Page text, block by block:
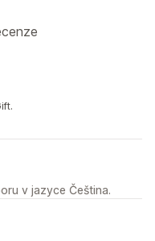
v jazyce Čeština.